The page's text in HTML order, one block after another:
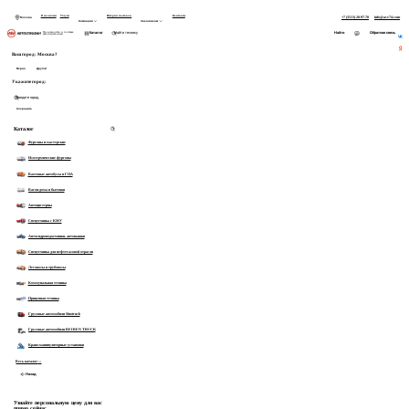
Москва
В наличии
Услуги
Компания
История поставок
Заказчикам
Контакты +7 (3513) 28-97-70 info@asv74.com
Каталог Найти Обратная связь
Ваш город: Москва?
Верно Другой
Укажите город:
Сохранить
Каталог
Фургоны и мастерские
Изотермические фургоны
Вахтовые автобусы и ГПА
Вагон-дома и бытовки
Автоцистерны
Спецтехника с КМУ
Автогидроподъемники, автовышки
Спецтехника для нефтегазовой отрасли
Лесовозы и трубовозы
Коммунальная техника
Прицепная техника
Грузовые автомобили Sinotruck
Грузовые автомобили BEIBEN TRUCK
Крано-манипуляторные установки
Весь каталог 14
Назад
Узнайте персональную цену для вас